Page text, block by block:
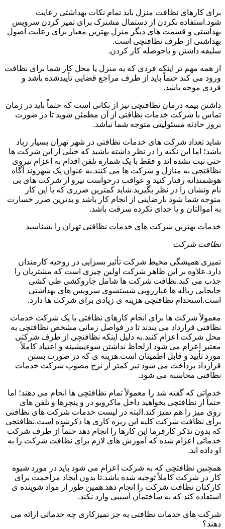
برای کارهای نظافت منزل باید تمام نکات بهداشتی رعایت
شود.استفاده نکردن از دستمال مشترک برای تمیز کردن سرویس
بهداشتی و قسمت های دیگر منزل بهترین معیار برای رعایت اصول
بهداشتی از طرف نظافتچی است.
سلیقه داشتن و باحوصله کار کردن.
از همه مهم تر اینکه فردی که به منزل یا محل کار شما برای نظافت
ورود می کند حتماً باید از طرف مراجع قضایی تأییدشده باشد و
فردی موجه باشد.
داشتن بیمه درمان نظافتچی نیز از نکاتی است که حتماً باید در زمان
تماس با شرکت خدمات نظافتی از آن مطمئن شوید تا در صورت
بروز حادثه مسئولیتی متوجه شما نباشد.
شاید تعداد شرکت های خدمات نظافتی در شهر تهران بسیار زیاد
باشد؛ اما این نکته را در نظر داشته باشید که خیلی از این شرکت ها
حتی ثبت نشده اند و فقط با یک شماره تلفن اقدام به اعزام نیروی
نظافتچی به منازل و شرکت ها می کنند.به عنوان یک شهروند آگاه
هوشمندانه رفتار کنید و عواقب درخواست نیرو از شرکت های بی
نام ونشان را در نظر بگیرید.شاید کمترین ضرری که با این کار
متوجه شما شود نارضایتی از انجام کار باشد و بدترین ضرر خسارت
به اموالتان و یا خدای نکرده سرقت باشد.
خدمات بهترین شرکت های خدمات نظافتی تهران را بشناسید
نظافت شرکت
تمیزی همیشگی محیط شرکت تأثیر بسزایی در روحیه کارمندان
دارد.علاوه بر این ظاهر شرکت اولین چیزی است که مشتریان را
جذب می کند.نظافت شرکت ها شامل جاروکشی طی کشی
جابجایی زباله ها غبارروبی شستشوی سرویس های بهداشتی
است.استخدام نظافتچی هزینه ی زیادی برای شرکت ها دارد.
معمولاً شرکت ها برای انجام کارهای نظافتی با یک شرکت خدمات
نظافتی قرارداد می بندند تا در فواصل زمانی مشخص نظافتچی به
محل شرکت اعزام کنند.به دلیل اینکه نظافتچی از طرف شرکتی
معتبر اعزام می شود ازلحاظ نداشتن سوءپیشینه و اعتیاد کاملاً
مورد تأیید و قابل اطمینان است.هزینه ی که در صورت بستن
قرارداد پرداخت می شود نیز کمتر از نرخ مصوب شرکت خدمات
نظافتی محاسبه می شود.
خدماتی که گفته شد را معمولاً تمام نظافتچی ها انجام می دهند؛ اما
حتماً از نظافتچی بخواهید داخل ماکرویو در و پنچرها و تلفن های
روی میز را هم تمیز کند.البته در لیست خدمات شرکت های نظافتی
برای نظافت شرکت کلیه این ریزه کاری ها ذکرشده است.نظافتچی
که بدون تذکر کارفرما این کارها را انجام دهد حتماً از طرف شرکت
خدماتی اعزام شده که آموزش های لازم برای نظافت شرکت را به
او داده اند.
همچنین نظافتچی که به شرکت اعزام می شود باید در مورد شیوه
کار در شرکت کاملاً توجیه شده باشد.تا بدون ایجاد مزاحمت برای
کارکنان نظافت شرکت را انجام دهد.همین طور از مواد شوینده ی
استفاده کند که به ساختمان آسیبی وارد نکند.
شرکت های خدمات نظافتی به جز تمیزکاری چه خدماتی ارائه می
دهند؟